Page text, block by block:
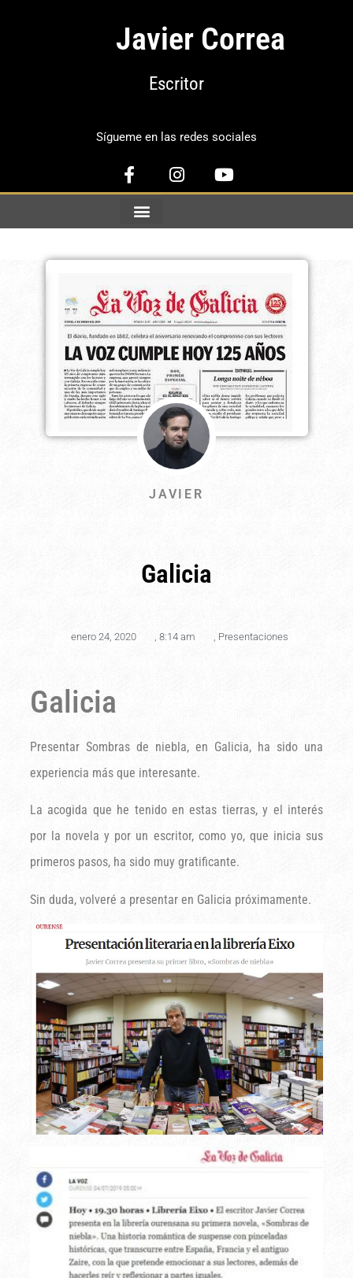
Javier Correa
Escritor
Sígueme en las redes sociales
JAVIER
Galicia
enero 24, 2020 8:14 am Presentaciones
Galicia
Presentar Sombras de niebla, en Galicia, ha sido una
experiencia más que interesante.
La acogida que he tenido en estas tierras, y el interés
por la novela y por un escritor, como yo, que inicia sus
primeros pasos, ha sido muy gratificante.
Sin duda, volveré a presentar en Galicia próximamente.